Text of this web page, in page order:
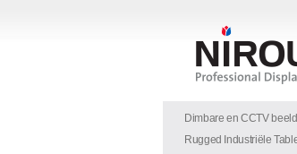
Dimbare en CCTV
Rugged Industriële